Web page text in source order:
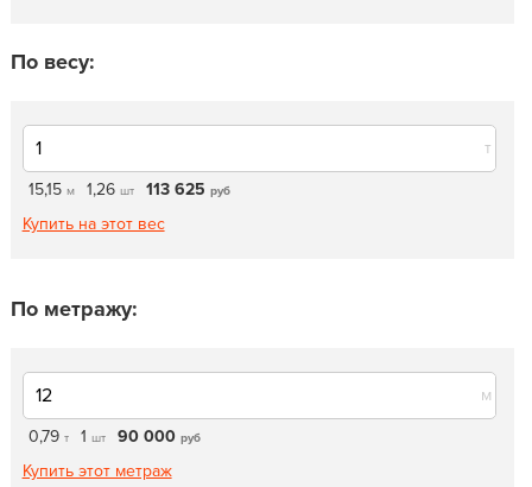
По весу:
т
15,15 м 1,26 шт 113 625 руб
Купить на этот вес
По метражу:
м
0,79 т 1 шт 90 000 руб
Купить этот метраж